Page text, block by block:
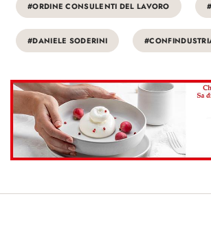
#ORDINE CONSULENTI DEL LAVORO
#DANIELE SODERINI